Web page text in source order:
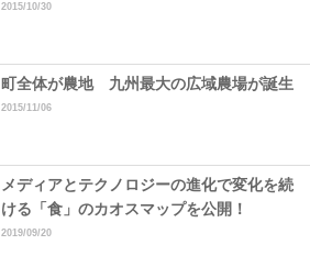
2015/10/30
町全体が農地 九州最大の広域農場が誕生
2015/11/06
メディアとテクノロジーの進化で変化を続
ける「食」のカオスマップを公開！
2019/09/20